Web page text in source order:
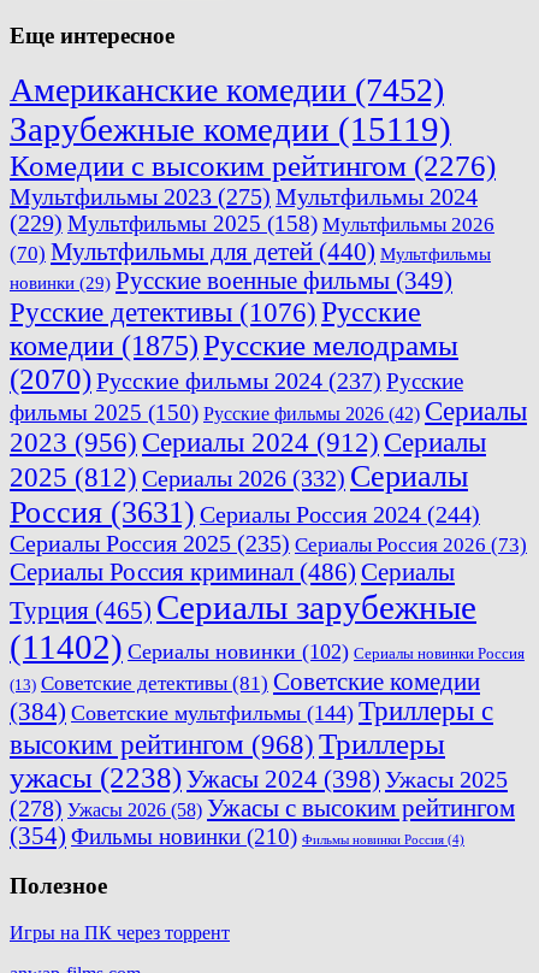
Еще интересное
Американские комедии (7452)
Зарубежные комедии (15119)
Комедии с высоким рейтингом (2276)
Мультфильмы 2023 (275) Мультфильмы 2024
(229) Мультфильмы 2025 (158) Мультфильмы 2026
(70) Мультфильмы для детей (440) Мультфильмы
новинки (29) Русские военные фильмы (349)
Русские детективы (1076)Русские
комедии (1875)Русские мелодрамы
(2070)Русские фильмы 2024 (237) Русские
фильмы 2025 (150) Русские фильмы 2026 (42) Сериалы
2023 (956) Сериалы 2024 (912) Сериалы
2025 (812) Сериалы 2026 (332) Сериалы
Россия (3631) Сериалы Россия 2024 (244)
Сериалы Россия 2025 (235) Сериалы Россия 2026 (73)
Сериалы Россия криминал (486) Сериалы
Турция (465) Сериалы зарубежные
(11402) Сериалы новинки (102) Сериалы новинки Россия
(13) Советские детективы (81) Советские комедии
(384) Советские мультфильмы (144) Триллеры с
высоким рейтингом (968) Триллеры
ужасы (2238)Ужасы 2024 (398) Ужасы 2025
(278) Ужасы 2026 (58) Ужасы с высоким рейтингом
(354) Фильмы новинки (210) Фильмы новинки Россия (4)
Полезное
Игры на ПК через торрент